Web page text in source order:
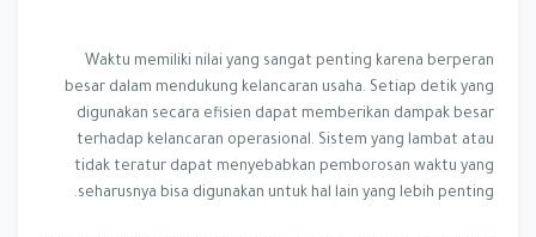
Waktu memiliki nilai yang sangat penting karena berperan
besar dalam mendukung kelancaran usaha. Setiap detik yang
digunakan secara efisien dapat memberikan dampak besar
terhadap kelancaran operasional. Sistem yang lambat atau
tidak teratur dapat menyebabkan pemborosan waktu yang
seharusnya bisa digunakan untuk hal lain yang lebih penting.